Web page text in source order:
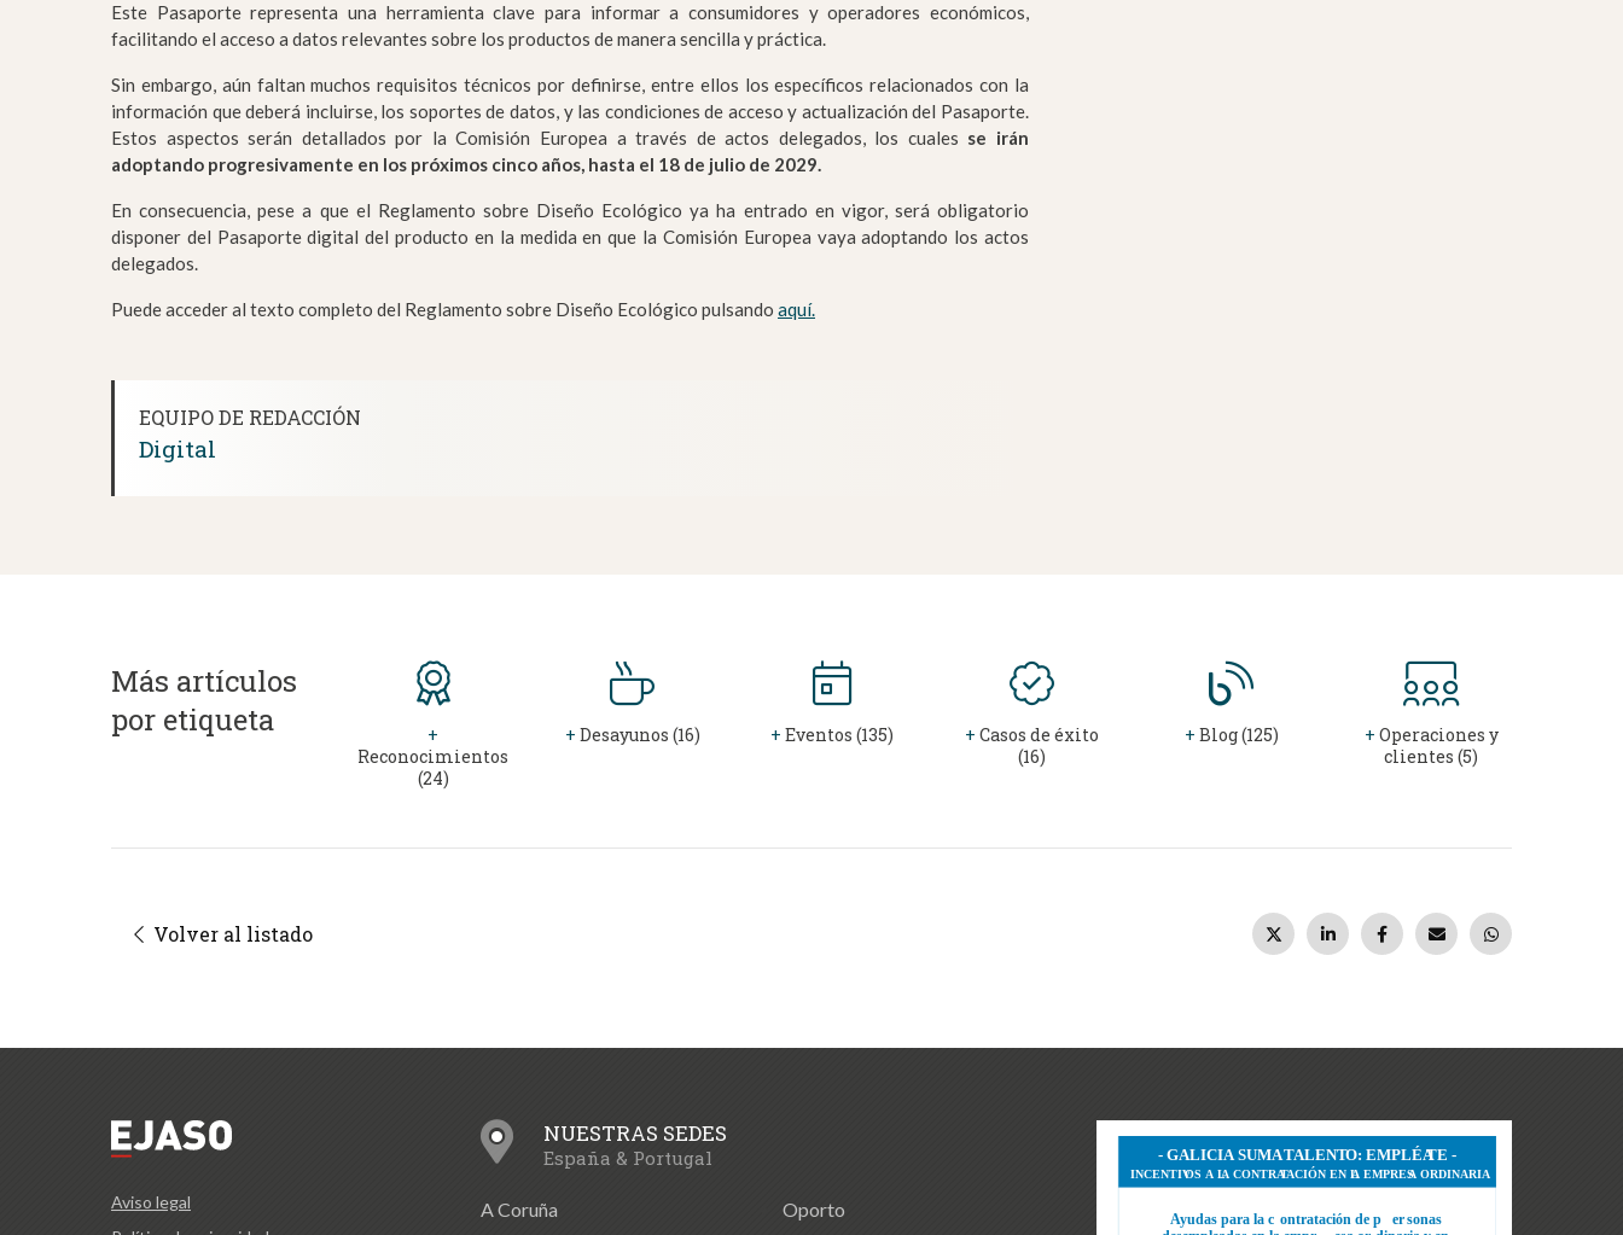
Este Pasaporte representa una herramienta clave para informar a consumidores y operadores económicos,
facilitando el acceso a datos relevantes sobre los productos de manera sencilla y práctica.
Sin embargo, aún faltan muchos requisitos técnicos por definirse, entre ellos los específicos relacionados con la
información que deberá incluirse, los soportes de datos, y las condiciones de acceso y actualización del Pasaporte.
Estos aspectos serán detallados por la Comisión Europea a través de actos delegados, los cuales se irán
adoptando progresivamente en los próximos cinco años, hasta el 18 de julio de 2029.
En consecuencia, pese a que el Reglamento sobre Diseño Ecológico ya ha entrado en vigor, será obligatorio
disponer del Pasaporte digital del producto en la medida en que la Comisión Europea vaya adoptando los actos
delegados.
Puede acceder al texto completo del Reglamento sobre Diseño Ecológico pulsando aquí.
EQUIPO DE REDACCIÓN
Digital
Más artículos
por etiqueta
+
Reconocimientos
(24)
+ Desayunos (16) + Eventos (135) + Casos de éxito
(16)
+ Blog (125) + Operaciones y
clientes (5)
Volver al listado
Aviso legal
NUESTRAS SEDES
España & Portugal
A Coruña
Oporto